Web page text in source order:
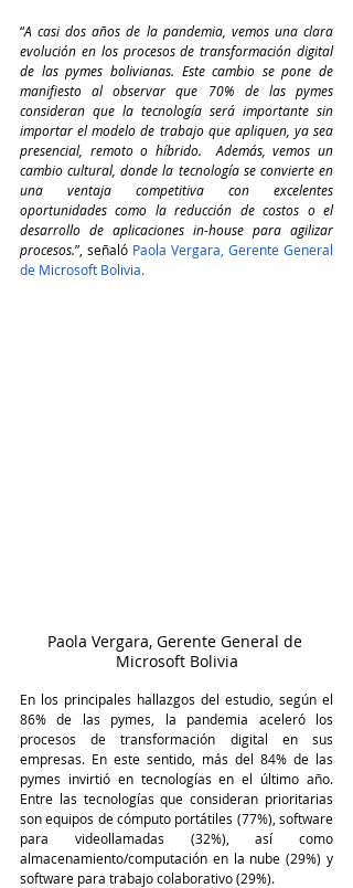
“A casi dos años de la pandemia, vemos una clara
evolución en los procesos de transformación digital
de las pymes bolivianas. Este cambio se pone de
manifiesto al observar que 70% de las pymes
consideran que la tecnología será importante sin
importar el modelo de trabajo que apliquen, ya sea
presencial, remoto o híbrido.  Además, vemos un
cambio cultural, donde la tecnología se convierte en
una ventaja competitiva con excelentes
oportunidades como la reducción de costos o el
desarrollo de aplicaciones in-house para agilizar
procesos.”, señaló Paola Vergara, Gerente General
de Microsoft Bolivia.
Paola Vergara, Gerente General de
Microsoft Bolivia
En los principales hallazgos del estudio, según el
86% de las pymes, la pandemia aceleró los
procesos de transformación digital en sus
empresas. En este sentido, más del 84% de las
pymes invirtió en tecnologías en el último año.
Entre las tecnologías que consideran prioritarias
son equipos de cómputo portátiles (77%), software
para videollamadas (32%), así como
almacenamiento/computación en la nube (29%) y
software para trabajo colaborativo (29%).